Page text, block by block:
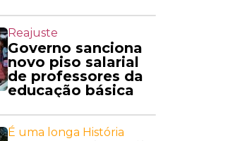
Reajuste
Governo sanciona
novo piso salarial
de professores da
educação básica
É uma longa História